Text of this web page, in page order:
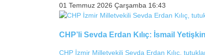
01 Temmuz 2026 Çarşamba 16:43
CHP’li Sevda Erdan Kılıç: İsmail
CHP İzmir Milletvekili Sevda Erdan Kılıç,